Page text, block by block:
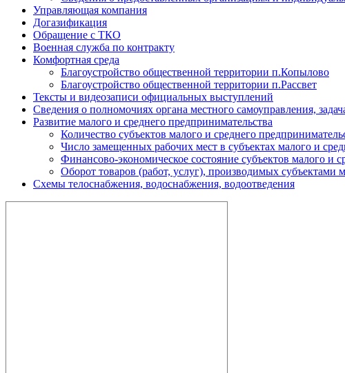
Управляющая компания
Догазификация
Обращение с ТКО
Военная служба по контракту
Комфортная среда
Благоустройство общественной территории п.Копылово
Благоустройство общественной территории п.Рассвет
Тексты и видеозаписи официальных выступлений
Сведения о полномочиях органа местного самоуправления,
Развитие малого и среднего предпринимательства
Количество субъектов малого и среднего
Число замещенных рабочих мест в субъектах малого и
Финансово-экономическое состояние субъектов малого и
Оборот товаров (работ, услуг), производимых субъектами
Схемы телоснабжения, водоснабжения, водоотведения